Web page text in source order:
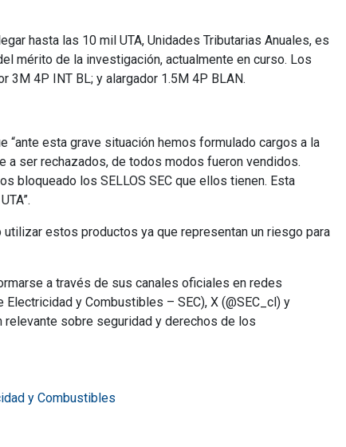
hasta las 10 mil UTA, Unidades Tributarias Anuales, es
mérito de la investigación, actualmente en curso. Los
3M 4P INT BL; y alargador 1.5M 4P BLAN.
“ante esta grave situación hemos formulado cargos a la
a ser rechazados, de todos modos fueron vendidos.
bloqueado los SELLOS SEC que ellos tienen. Esta
utilizar estos productos ya que representan un riesgo para
a través de sus canales oficiales en redes
y Combustibles – SEC), X (@SEC_cl) y
relevante sobre seguridad y derechos de los
y Combustibles